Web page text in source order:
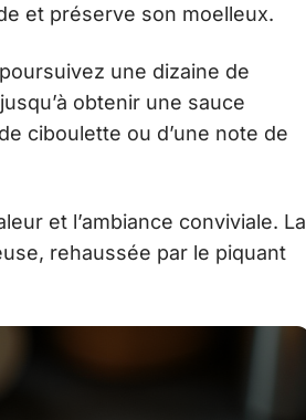
et préserve son moelleux.
une dizaine de
obtenir une sauce
ciboulette ou d’une note de
et l’ambiance conviviale. La
rehaussée par le piquant